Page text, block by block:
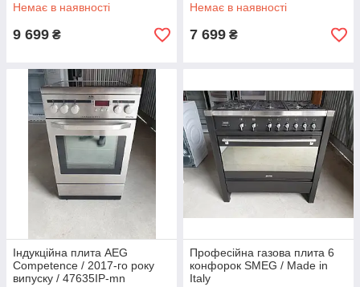
Немає в наявності
9 699 ₴
Немає в наявності
7 699 ₴
Індукційна плита AEG
Competence / 2017-го року
випуску / 47635IP-mn
Професійна газова плита 6
конфорок SMEG / Made in
Italy